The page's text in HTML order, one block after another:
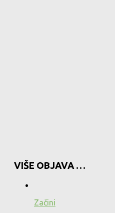
VIŠE OBJAVA …
Začini